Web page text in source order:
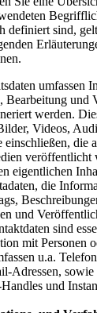
definiert sind,
umfassen
Bearbeitung und
werden.
Videos,
die
veröffentlicht
eigentlichen
die
und
sind
mit Personen
u.a.
Adressen,
und